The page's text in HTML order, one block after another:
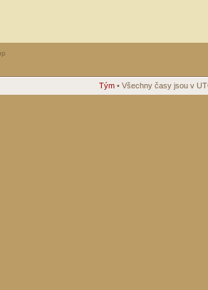
Tým • Všechny časy jsou v